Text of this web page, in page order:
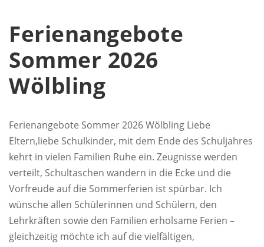
Ferienangebote
Sommer 2026
Wölbling
Ferienangebote Sommer 2026 Wölbling Liebe
Eltern,liebe Schulkinder, mit dem Ende des Schuljahres
kehrt in vielen Familien Ruhe ein. Zeugnisse werden
verteilt, Schultaschen wandern in die Ecke und die
Vorfreude auf die Sommerferien ist spürbar. Ich
wünsche allen Schülerinnen und Schülern, den
Lehrkräften sowie den Familien erholsame Ferien –
gleichzeitig möchte ich auf die vielfältigen,